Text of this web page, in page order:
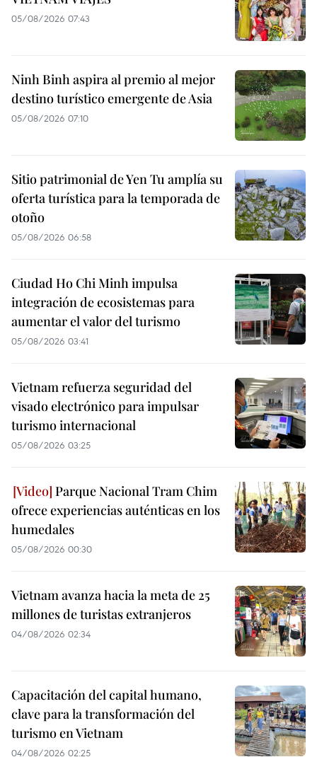
05/08/2026 07:43
Ninh Binh aspira al premio al mejor
destino turístico emergente de Asia
05/08/2026 07:10
Sitio patrimonial de Yen Tu amplía su
oferta turística para la temporada de
otoño
05/08/2026 06:58
Ciudad Ho Chi Minh impulsa
integración de ecosistemas para
aumentar el valor del turismo
05/08/2026 03:41
Vietnam refuerza seguridad del
visado electrónico para impulsar
turismo internacional
05/08/2026 03:25
Parque Nacional Tram Chim
ofrece experiencias auténticas en los
humedales
05/08/2026 00:30
Vietnam avanza hacia la meta de 25
millones de turistas extranjeros
04/08/2026 02:34
Capacitación del capital humano,
clave para la transformación del
turismo en Vietnam
04/08/2026 02:25